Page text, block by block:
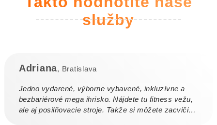
služby
Adriana, Bratislava
Jedno vydarené, výborne vybavené, inkluzívne a
bezbariérové mega ihrisko. Nájdete tu fitness vežu,
ale aj posilňovacie stroje. Takže si môžete zacvičiť